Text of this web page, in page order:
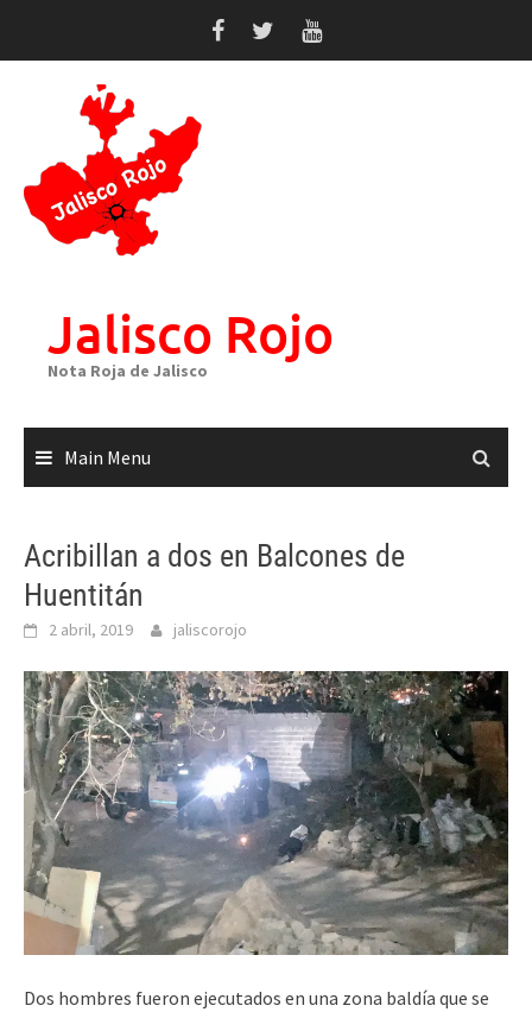
Jalisco Rojo
Nota Roja de Jalisco
Main Menu
Acribillan a dos en Balcones de
Huentitán
2 abril, 2019 jaliscorojo
Dos hombres fueron ejecutados en una zona baldía que se